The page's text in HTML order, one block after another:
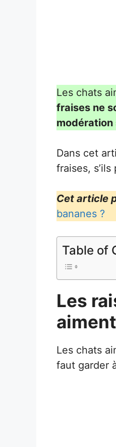
Les chats
fraises ne
modération
Dans cet
fraises,
Cet article
bananes ?
Table of
Les
Les chats
faut garder